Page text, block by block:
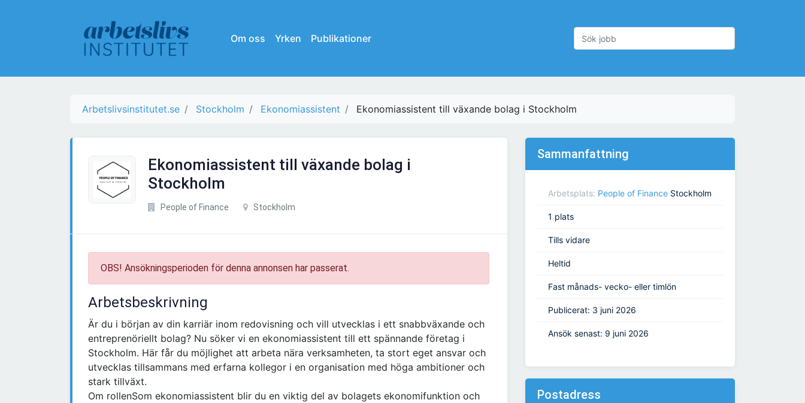
Om oss Yrken Publikationer
Arbetslivsinstitutet.se Stockholm Ekonomiassistent Ekonomiassistent till växande bolag i Stockholm
Ekonomiassistent till växande bolag i
Stockholm
People of Finance Stockholm
OBS! Ansökningsperioden för denna annonsen har passerat.
Arbetsbeskrivning
Är du i början av din karriär inom redovisning och vill utvecklas i ett snabbväxande och
entreprenöriellt bolag? Nu söker vi en ekonomiassistent till ett spännande företag i
Stockholm. Här får du möjlighet att arbeta nära verksamheten, ta stort eget ansvar och
utvecklas tillsammans med erfarna kollegor i en organisation med höga ambitioner och
stark tillväxt.
Om rollenSom ekonomiassistent blir du en viktig del av bolagets ekonomifunktion och
Sammanfattning
Arbetsplats: People of Finance Stockholm
1 plats
Tills vidare
Heltid
Fast månads- vecko- eller timlön
Publicerat: 3 juni 2026
Ansök senast: 9 juni 2026
Postadress